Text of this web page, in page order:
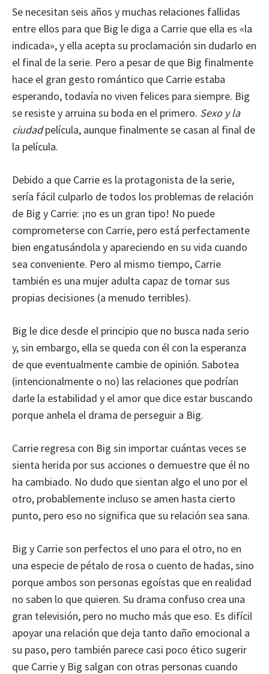
Se necesitan seis años y muchas relaciones fallidas
entre ellos para que Big le diga a Carrie que ella es «la
indicada», y ella acepta su proclamación sin dudarlo en
el final de la serie. Pero a pesar de que Big finalmente
hace el gran gesto romántico que Carrie estaba
esperando, todavía no viven felices para siempre. Big
se resiste y arruina su boda en el primero. Sexo y la
ciudadpelícula, aunque finalmente se casan al final de
la película.
Debido a que Carrie es la protagonista de la serie,
sería fácil culparlo de todos los problemas de relación
de Big y Carrie: ¡no es un gran tipo! No puede
comprometerse con Carrie, pero está perfectamente
bien engatusándola y apareciendo en su vida cuando
sea conveniente. Pero al mismo tiempo, Carrie
también es una mujer adulta capaz de tomar sus
propias decisiones (a menudo terribles).
Big le dice desde el principio que no busca nada serio
y, sin embargo, ella se queda con él con la esperanza
de que eventualmente cambie de opinión. Sabotea
(intencionalmente o no) las relaciones que podrían
darle la estabilidad y el amor que dice estar buscando
porque anhela el drama de perseguir a Big.
Carrie regresa con Big sin importar cuántas veces se
sienta herida por sus acciones o demuestre que él no
ha cambiado. No dudo que sientan algo el uno por el
otro, probablemente incluso se amen hasta cierto
punto, pero eso no significa que su relación sea sana.
Big y Carrie son perfectos el uno para el otro, no en
una especie de pétalo de rosa o cuento de hadas, sino
porque ambos son personas egoístas que en realidad
no saben lo que quieren. Su drama confuso crea una
gran televisión, pero no mucho más que eso. Es difícil
apoyar una relación que deja tanto daño emocional a
su paso, pero también parece casi poco ético sugerir
que Carrie y Big salgan con otras personas cuando